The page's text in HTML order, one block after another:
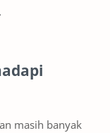
masih banyak